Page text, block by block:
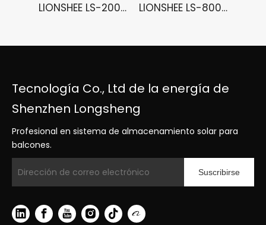
LIONSHEE LS-2000M microinversor solar 2000W con WiFi, 4 MPPT y envío desde almacén en Alemania o Reino Unido LIONSHEE LS-800Mi Microinversor Solar 800W Con WiFi, 2 MPPT Y Envío Desde Almacén En Alemania
Tecnología Co., Ltd de la energía de
Shenzhen Longsheng
Profesional en sistema de almacenamiento solar para
balcones.
Suscribirse